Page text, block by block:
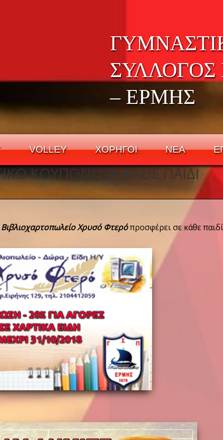
– ΕΡΜΗΣ
VOLLEY ΧΟΡΗΓΟΙ ΝΕΑ
ΚΟΥΠΌΝΙ ΓΙΑ ΚΆΘΕ ΠΑΙΔΊ
Βιβλιοχαρτοπωλείο Χρυσό Φτερόπροσφέρει σε κάθε